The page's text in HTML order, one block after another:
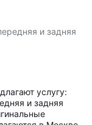
и задняя
услугу:
и задняя